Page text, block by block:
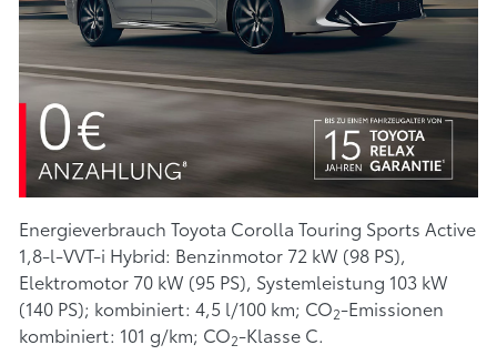
Energieverbrauch Toyota Corolla Touring Sports Active
1,8-l-VVT-i Hybrid: Benzinmotor 72 kW (98 PS),
Elektromotor 70 kW (95 PS), Systemleistung 103 kW
(140 PS); kombiniert: 4,5 l/100 km; CO2-Emissionen
kombiniert: 101 g/km; CO2-Klasse C.